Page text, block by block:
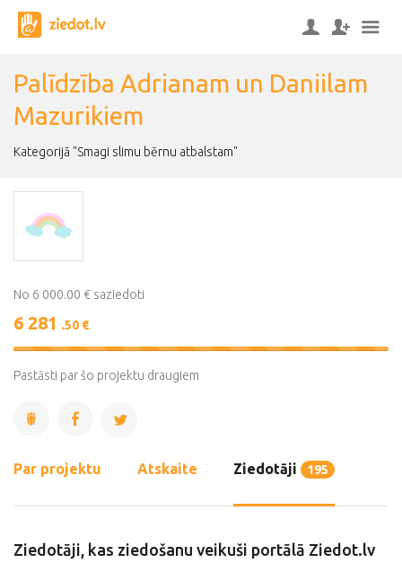
Palīdzība Adrianam un Daniilam
Mazurikiem
Kategorijā "Smagi slimu bērnu atbalstam"
No 6 000.00 € saziedoti
6 281 .50 €
105%
Pastāsti par šo projektu draugiem
Par projektu Atskaite Ziedotāji 195
Ziedotāji, kas ziedošanu veikuši portālā Ziedot.lv